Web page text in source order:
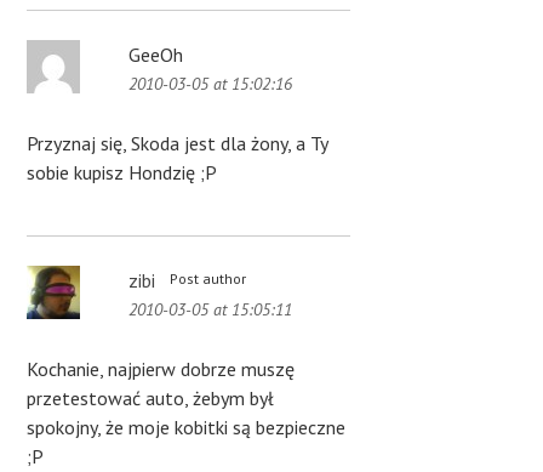
GeeOh
2010-03-05 at 15:02:16
Przyznaj się, Skoda jest dla żony, a Ty
sobie kupisz Hondzię ;P
zibi Post author
2010-03-05 at 15:05:11
Kochanie, najpierw dobrze muszę
przetestować auto, żebym był
spokojny, że moje kobitki są bezpieczne
;P